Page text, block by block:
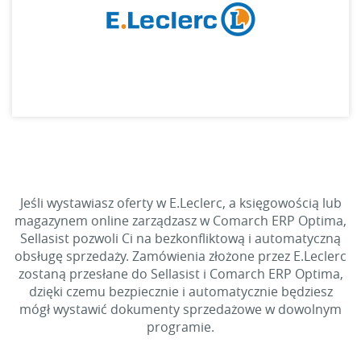
Jeśli wystawiasz oferty w E.Leclerc, a księgowością lub
magazynem online zarządzasz w Comarch ERP Optima,
Sellasist pozwoli Ci na bezkonfliktową i automatyczną
obsługę sprzedaży. Zamówienia złożone przez E.Leclerc
zostaną przesłane do Sellasist i Comarch ERP Optima,
dzięki czemu bezpiecznie i automatycznie będziesz
mógł wystawić dokumenty sprzedażowe w dowolnym
programie.